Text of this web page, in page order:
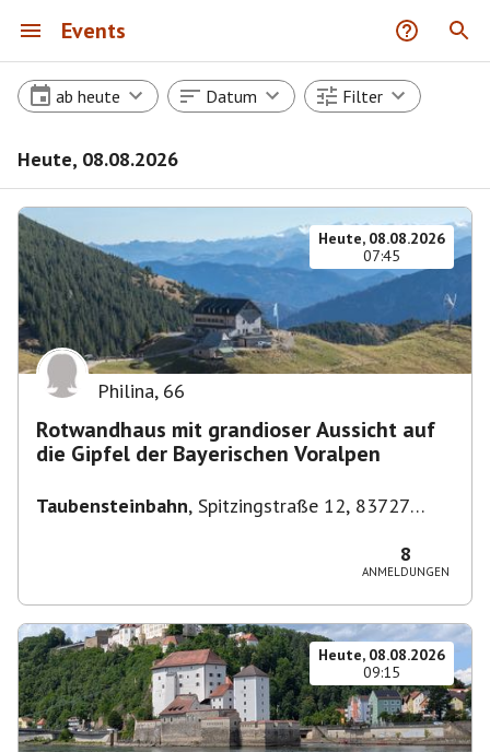
Events
ab heute Datum Filter
Heute, 08.08.2026
Heute, 08.08.2026
07:45
Philina, 66
Rotwandhaus mit grandioser Aussicht auf
die Gipfel der Bayerischen Voralpen
Taubensteinbahn, Spitzingstraße 12, 83727
8
ANMELDUNGEN
Heute, 08.08.2026
09:15